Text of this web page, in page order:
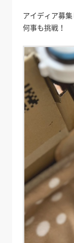
アイディア募集
何事も挑戦！